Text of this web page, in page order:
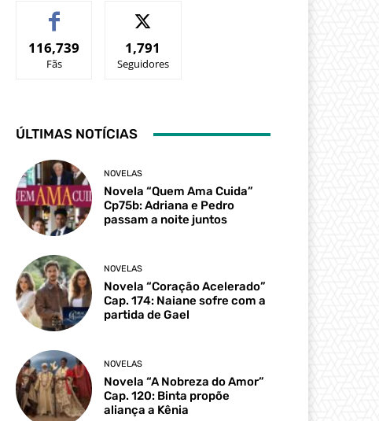
116,739
Fãs
1,791
Seguidores
ÚLTIMAS NOTÍCIAS
NOVELAS
Novela “Quem Ama Cuida”
Cp75b: Adriana e Pedro
passam a noite juntos
NOVELAS
Novela “Coração Acelerado”
Cap. 174: Naiane sofre com a
partida de Gael
NOVELAS
Novela “A Nobreza do Amor”
Cap. 120: Binta propõe
aliança a Kênia